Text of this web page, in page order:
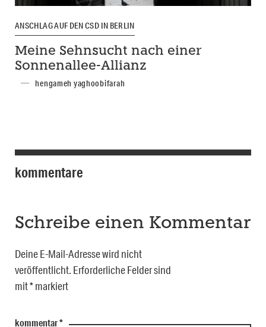
ANSCHLAG AUF DEN CSD IN BERLIN
Meine Sehnsucht nach einer
Sonnenallee-Allianz
hengameh yaghoobifarah
kommentare
Schreibe einen Kommentar
Deine E-Mail-Adresse wird nicht
veröffentlicht. Erforderliche Felder sind
mit*markiert
kommentar*